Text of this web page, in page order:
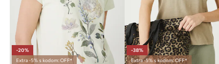
-20%
Extra -5% s kodom: OFF*
-38%
Extra -5% s kodom: OFF*